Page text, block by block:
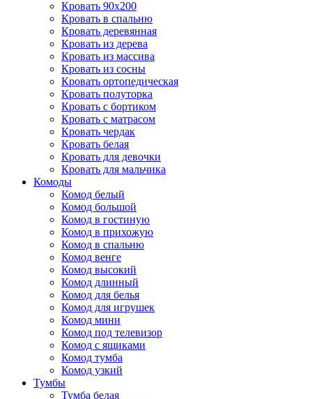
Кровать 90х200
Кровать в спальню
Кровать деревянная
Кровать из дерева
Кровать из массива
Кровать из сосны
Кровать ортопедическая
Кровать полуторка
Кровать с бортиком
Кровать с матрасом
Кровать чердак
Кровать белая
Кровать для девочки
Кровать для мальчика
Комоды
Комод белый
Комод большой
Комод в гостиную
Комод в прихожую
Комод в спальню
Комод венге
Комод высокий
Комод длинный
Комод для белья
Комод для игрушек
Комод мини
Комод под телевизор
Комод с ящиками
Комод тумба
Комод узкий
Тумбы
Тумба белая